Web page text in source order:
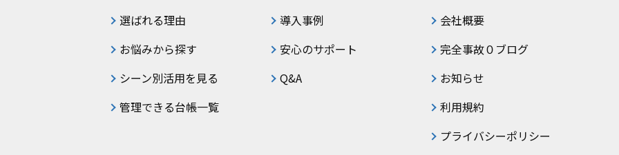
選ばれる理由
お悩みから探す
シーン別活用を見る
管理できる台帳一覧
導入事例
安心のサポート
Q&A
会社概要
完全事故０ブログ
お知らせ
利用規約
プライバシーポリシー